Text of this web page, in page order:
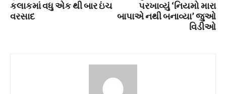
કલાકમાં વધુ એક થી બાર ઇંચ
વરસાદ
પરખાવ્યું ‘નિયમો મારા
બાપાએ નથી બનાવ્યા’ જુઓ
વિડીઓ